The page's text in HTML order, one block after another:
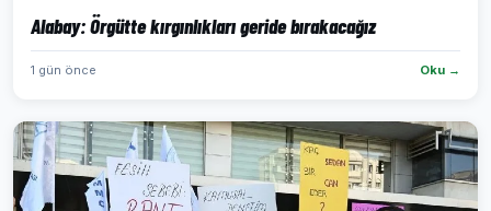
Alabay: Örgütte kırgınlıkları geride bırakacağız
1 gün önce Oku →